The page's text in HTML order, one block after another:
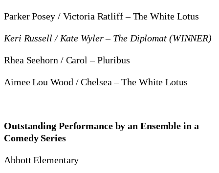
Parker Posey / Victoria Ratliff – The White Lotus
Keri Russell / Kate Wyler – The Diplomat (WINNER)
Rhea Seehorn / Carol – Pluribus
Aimee Lou Wood / Chelsea – The White Lotus
Outstanding Performance by an Ensemble in a
Comedy Series
Abbott Elementary